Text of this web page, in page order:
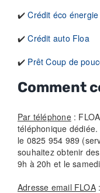
✔️Crédit éco
✔️Crédit auto Floa
✔️ Prêt Coup de
Comment
Par téléphone:
téléphonique
le 0825 954 989
souhaitez obtenir
9h à 20h et le
Adresse email FLOA